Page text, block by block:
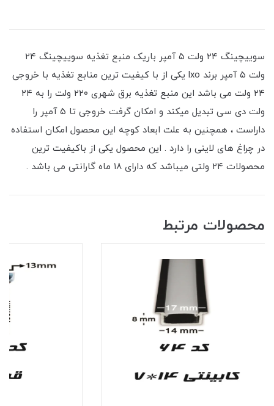
سوییچینگ ۲۴ ولت ۵ آمپر باریک منبع تغذیه سوییچینگ ۲۴
ولت ۵ آمپر برند lxo یکی از با کیفیت ترین منابع تغذیه با خروجی
۲۴ ولت می باشد این منبع تغذیه برق شهری ۲۲۰ ولت را به ۲۴
ولت دی سی تبدیل میکند و امکان گرفت خروجی تا ۵ آمپر را
داراست ، همچنین به علت ابعاد کوچه این محصول امکان استفاده
در چراغ های لاینی را دارد . این محصول یکی از باکیفیت ترین
محصولات ۲۴ ولتی میباشد که دارای ۱۸ ماه گارانتی می باشد .
محصولات مرتبط